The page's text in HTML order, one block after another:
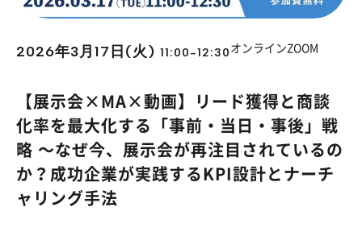
2026年3月17日(火) 11:00-12:30 オンラインZOOM
【展示会×MA×動画】リード獲得と商談
化率を最大化する「事前・当日・事後」戦
略 〜なぜ今、展示会が再注目されているの
か？成功企業が実践するKPI設計とナーチ
ャリング手法